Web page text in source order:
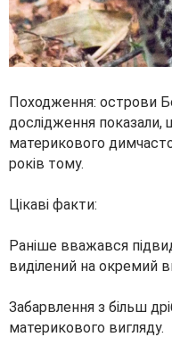
Походження: острови
дослідження показали,
материкового
років тому.
Цікаві факти:
Раніше вважався
виділений на окремий
Забарвлення з більш
материкового вигляду.